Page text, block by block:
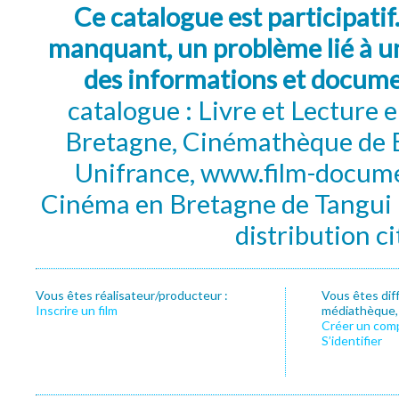
Ce catalogue est
manquant, un problème lié à
des informations et
catalogue : Livre et Lecture
Bretagne, Cinémathèque de
Unifrance, www.film-
Cinéma en Bretagne de
distribution
Vous êtes réalisateur/producteur :
Inscrire un film
Vous êtes
Créer un
S’identifier